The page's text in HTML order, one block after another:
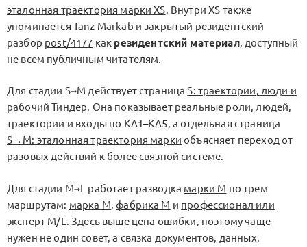
эталонная траектория марки XS. Внутри XS также
упоминается Tanz Markab и закрытый резидентский
разбор post/4177 как резидентский материал, доступный
не всем публичным читателям.
Для стадии S→M действует страницаS: траектории, люди и
рабочий Тиндер. Она показывает реальные роли, людей,
траектории и входы по KA1–KA5, а отдельная страница
S→M: эталонная траектория марки объясняет переход от
разовых действий к более связной системе.
Для стадии M→L работает разводка марки M по трем
маршрутам: марка M,фабрика M и профессионал или
эксперт M/L . Здесь выше цена ошибки, поэтому чаще
нужен не один совет, а связка документов, данных,